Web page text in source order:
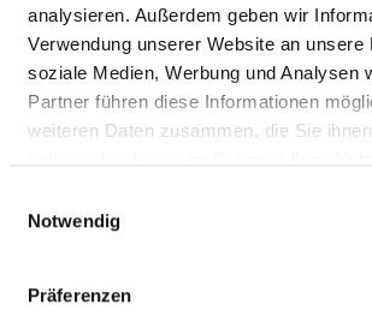
analysieren. Außerdem geben wir
Verwendung unserer Website an unsere
soziale Medien, Werbung und Analysen
Partner führen diese Informationen
weiteren Daten zusammen, die Sie
Notwendig
Präferenzen
Avallonstraße 30
56812 Cochem
Phone:02632-4070
https://www.landeskrankenhaus.de/